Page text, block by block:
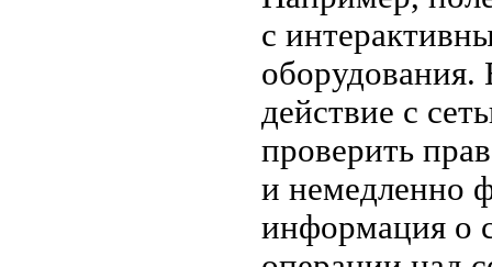
с
оборудования.
действие с
проверить
и немедленно
информация о